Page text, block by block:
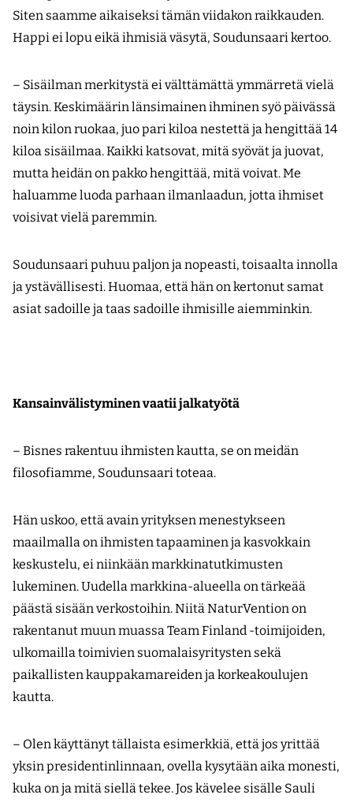
Siten saamme aikaiseksi tämän viidakon raikkauden.
Happi ei lopu eikä ihmisiä väsytä, Soudunsaari kertoo.
– Sisäilman merkitystä ei välttämättä ymmärretä vielä
täysin. Keskimäärin länsimainen ihminen syö päivässä
noin kilon ruokaa, juo pari kiloa nestettä ja hengittää 14
kiloa sisäilmaa. Kaikki katsovat, mitä syövät ja juovat,
mutta heidän on pakko hengittää, mitä voivat. Me
haluamme luoda parhaan ilmanlaadun, jotta ihmiset
voisivat vielä paremmin.
Soudunsaari puhuu paljon ja nopeasti, toisaalta innolla
ja ystävällisesti. Huomaa, että hän on kertonut samat
asiat sadoille ja taas sadoille ihmisille aiemminkin.
Kansainvälistyminen vaatii jalkatyötä
– Bisnes rakentuu ihmisten kautta, se on meidän
filosofiamme, Soudunsaari toteaa.
Hän uskoo, että avain yrityksen menestykseen
maailmalla on ihmisten tapaaminen ja kasvokkain
keskustelu, ei niinkään markkina­tutkimusten
lukeminen. Uudella markkina-alueella on tärkeää
päästä sisään verkostoihin. Niitä NaturVention on
rakentanut muun muassa Team Finland -toimijoiden,
ulkomailla toimivien suomalaisyritysten sekä
paikallisten kauppakamareiden ja korkeakoulujen
kautta.
– Olen käyttänyt tällaista esimerkkiä, että jos yrittää
yksin presidentinlinnaan, ovella kysytään aika monesti,
kuka on ja mitä siellä tekee. Jos kävelee sisälle Sauli